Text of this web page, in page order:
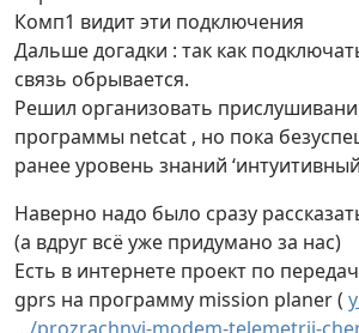
Комп1 видит эти подключения
Дальше догадки : так как
связь обрывается.
Решил организовать
программы netcat , но пока
ранее уровень знаний
Наверно надо было сразу
(а вдруг всё уже придумано за нас)
Есть в интернете проект по
gprs на программу mission planer (